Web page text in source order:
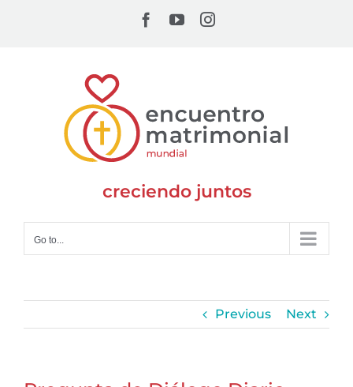
Facebook
YouTubeInstagram
creciendo juntos
Go to...
Previous Next